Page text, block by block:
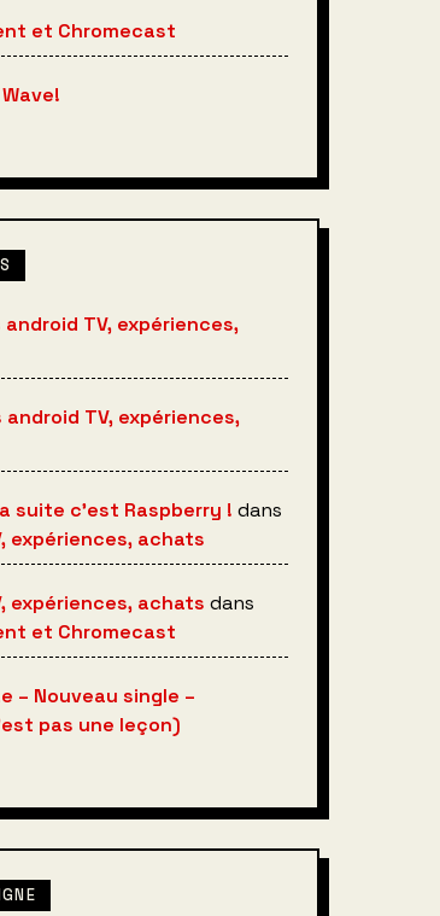
et Chromecast
TV, expériences,
TV, expériences,
suite c’est Raspberry ! dans
expériences, achats
expériences, achats dans
et Chromecast
– Nouveau single –
pas une leçon)